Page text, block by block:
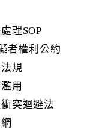
理SOP
者權利公約
規
用
突迴避法